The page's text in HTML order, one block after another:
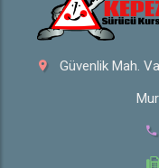
Güvenlik Mah.